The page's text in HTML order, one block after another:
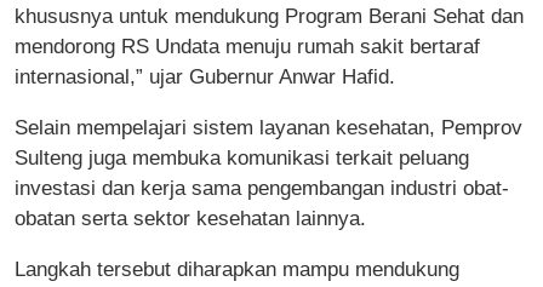
khususnya untuk mendukung Program Berani Sehat dan
mendorong RS Undata menuju rumah sakit bertaraf
internasional,” ujar Gubernur Anwar Hafid.
Selain mempelajari sistem layanan kesehatan, Pemprov
Sulteng juga membuka komunikasi terkait peluang
investasi dan kerja sama pengembangan industri obat-
obatan serta sektor kesehatan lainnya.
Langkah tersebut diharapkan mampu mendukung